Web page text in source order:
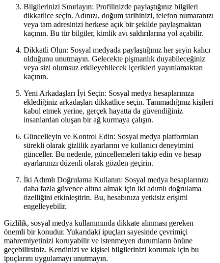
Bilgilerinizi Sınırlayın: Profilinizde paylaştığınız bilgileri
dikkatlice seçin. Adınızı, doğum tarihinizi, telefon numaranızı
veya tam adresinizi herkese açık bir şekilde paylaşmaktan
kaçının. Bu tür bilgiler, kimlik avı saldırılarına yol açabilir.
Dikkatli Olun: Sosyal medyada paylaştığınız her şeyin kalıcı
olduğunu unutmayın. Gelecekte pişmanlık duyabileceğiniz
veya sizi olumsuz etkileyebilecek içerikleri yayınlamaktan
kaçının.
Yeni Arkadaşları İyi Seçin: Sosyal medya hesaplarınıza
eklediğiniz arkadaşları dikkatlice seçin. Tanımadığınız kişileri
kabul etmek yerine, gerçek hayatta da güvendiğiniz
insanlardan oluşan bir ağ kurmaya çalışın.
Güncelleyin ve Kontrol Edin: Sosyal medya platformları
sürekli olarak gizlilik ayarlarını ve kullanıcı deneyimini
günceller. Bu nedenle, güncellemeleri takip edin ve hesap
ayarlarınızı düzenli olarak gözden geçirin.
İki Adımlı Doğrulama Kullanın: Sosyal medya hesaplarınızı
daha fazla güvence altına almak için iki adımlı doğrulama
özelliğini etkinleştirin. Bu, hesabınıza yetkisiz erişimi
engelleyebilir.
Gizlilik, sosyal medya kullanımında dikkate alınması gereken
önemli bir konudur. Yukarıdaki ipuçları sayesinde çevrimiçi
mahremiyetinizi koruyabilir ve istenmeyen durumların önüne
geçebilirsiniz. Kendinizi ve kişisel bilgilerinizi korumak için bu
ipuçlarını uygulamayı unutmayın.